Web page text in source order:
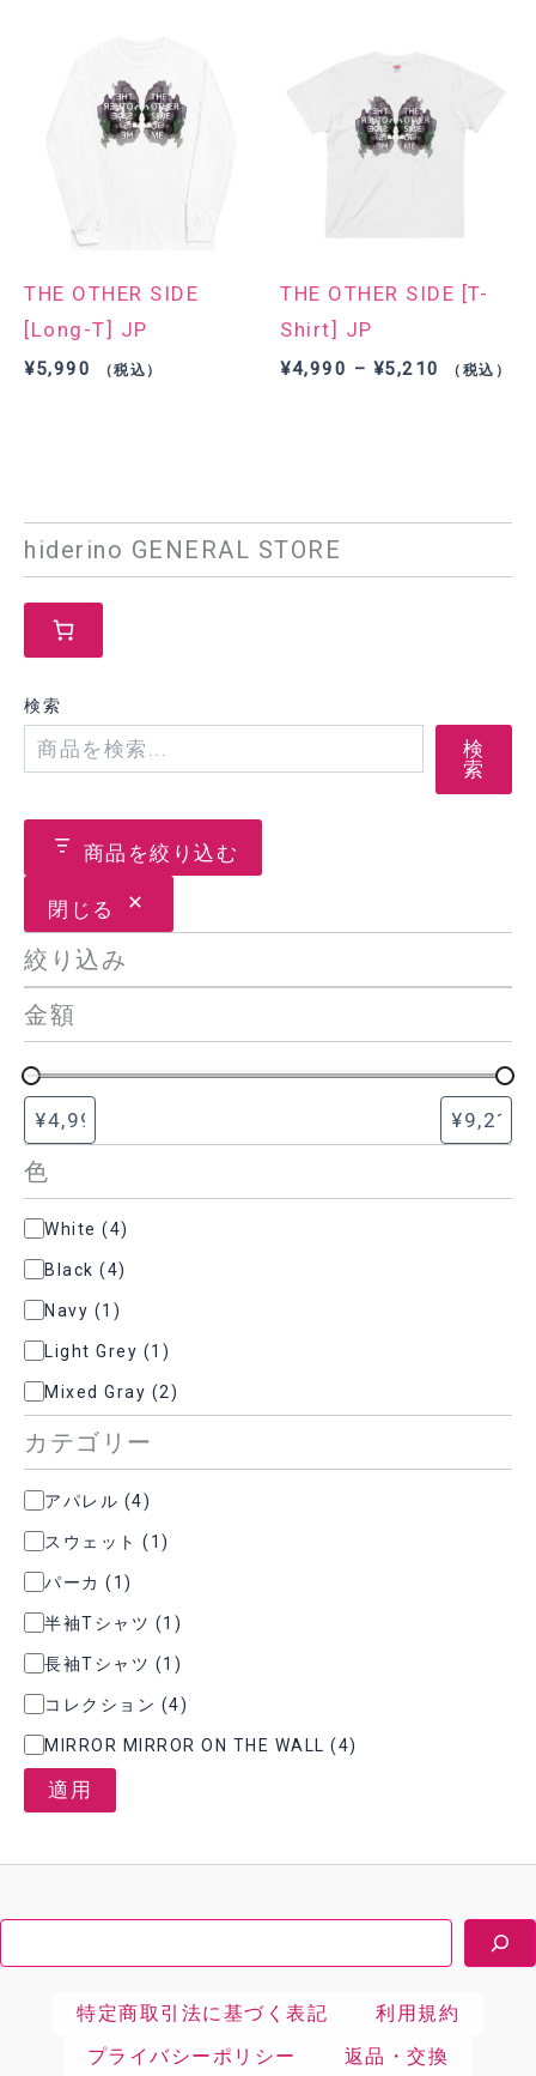
¥8,210
THE OTHER SIDE
[Long-T] JP
¥5,990 （税込）
THE OTHER SIDE [T-
Shirt] JP
¥4,990 – ¥5,210 価（税込）
hiderino GENERAL STORE
検索
検
索
商品を絞り込む
閉じる
絞り込み
金額
色
色White (4)
Black (4)
Navy (1 )
Light Grey (1 )
Mixed Gray (2)
カテゴリー
カ
ー
アパレル (4)
スウェット (1 )
パーカ (1 )
半袖Tシャツ (1 )
長袖Tシャツ (1 )
コレクション (4)
MIRROR MIRROR ON THE WALL (4)
適用
特定商取引法に基づく表記
利用規約
プライバシーポリシー
返品・交換